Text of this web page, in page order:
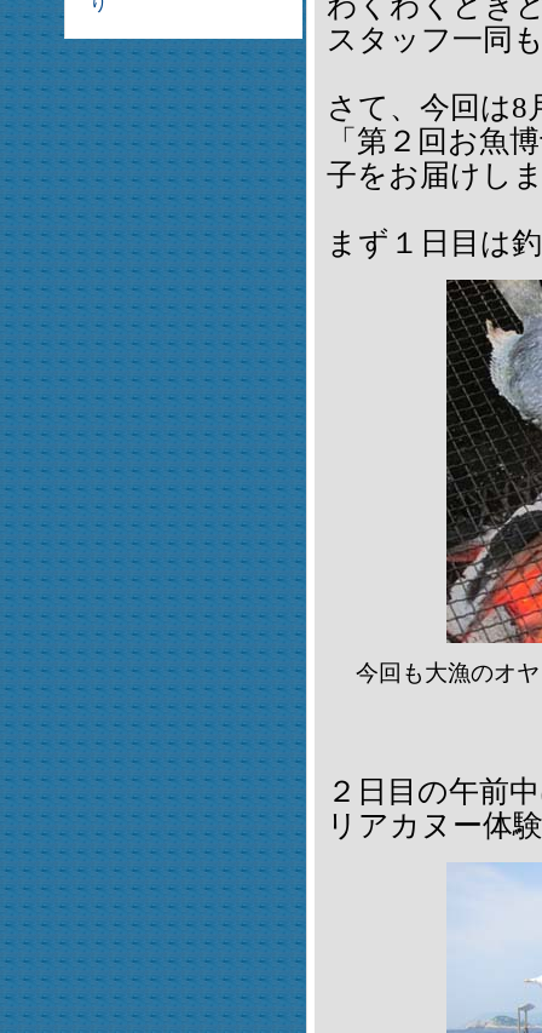
スタッフ一同
さて、今回は8
「第２回お魚
子をお届けし
まず１日目は
今回も大漁のオ
２日目の午前
リアカヌー体験